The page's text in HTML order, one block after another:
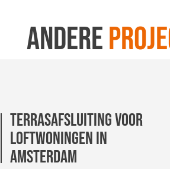
Andere
Terrasafsluiting voor
loftwoningen in
Amsterdam
Professionele Zonwering
voor Bedieningscentrum
Steekterpoort
Professionele Zonwering
voor Bedieningscentrum
Steekterpoort